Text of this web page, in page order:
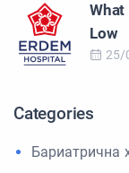
What
Low
25/
Categories
Бариатрична